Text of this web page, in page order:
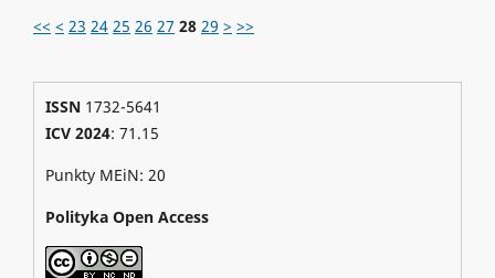
<< < 23 24 25 26 27 28 29 > >>
ISSN1732-5641
ICV 2024: 71.15
Punkty MEiN: 20
Polityka Open Access